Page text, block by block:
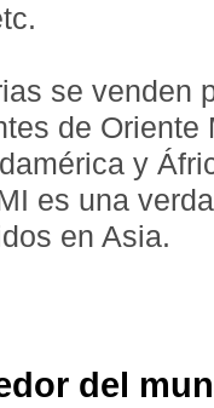
se venden
de Oriente
y
es una
en Asia.
del